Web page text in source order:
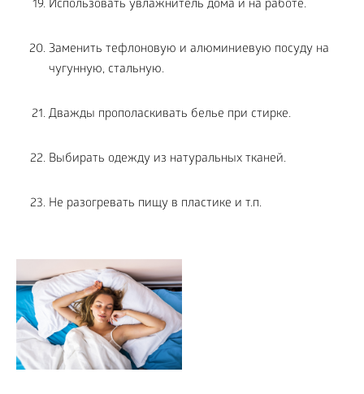
Использовать увлажнитель дома и на работе.
Заменить тефлоновую и алюминиевую посуду на
чугунную, стальную.
Дважды прополаскивать белье при стирке.
Выбирать одежду из натуральных тканей.
Не разогревать пищу в пластике и т.п.